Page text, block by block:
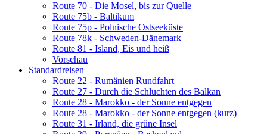
Route 70 - Die Mosel, bis zur Quelle
Route 75b - Baltikum
Route 75p - Polnische Ostseeküste
Route 78k - Schweden-Dänemark
Route 81 - Island, Eis und heiß
Vorschau
Standardreisen
Route 22 - Rumänien Rundfahrt
Route 27 - Durch die Schluchten des Balkan
Route 28 - Marokko - der Sonne entgegen
Route 28 - Marokko - der Sonne entgegen (kurz)
Route 31 - Irland, die grüne Insel